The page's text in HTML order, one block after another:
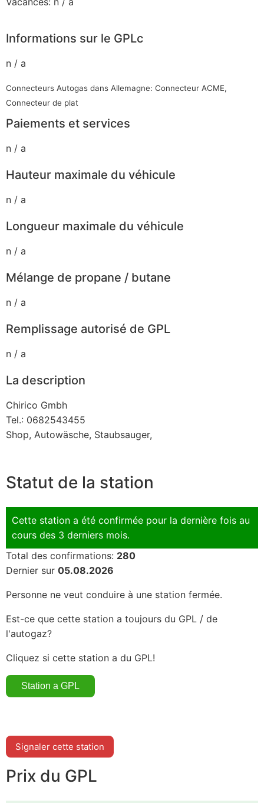
Informations sur le GPLc
n / a
Connecteurs Autogas dans Allemagne: Connecteur ACME,
Connecteur de plat
Paiements et services
n / a
Hauteur maximale du véhicule
n / a
Longueur maximale du véhicule
n / a
Mélange de propane / butane
n / a
Remplissage autorisé de GPL
n / a
La description
Chirico Gmbh
Tel.: 0682543455
Shop, Autowäsche, Staubsauger,
Statut de la station
Cette station a été confirmée pour la dernière fois au
cours des 3 derniers mois.
Total des confirmations: 280
Dernier sur 05.08.2026
Personne ne veut conduire à une station fermée.
Est-ce que cette station a toujours du GPL / de
l'autogaz?
Cliquez si cette station a du GPL!
Signaler cette station
Prix du GPL